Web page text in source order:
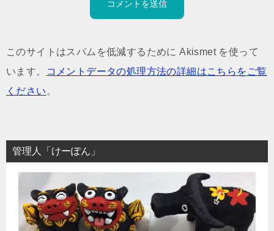
このサイトはスパムを低減するために Akismet を使って
います。
コメントデータの処理方法の詳細はこちらをご覧
ください 。
管理人「けーぽん」